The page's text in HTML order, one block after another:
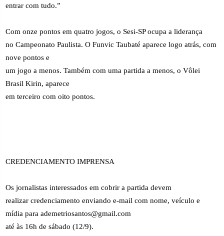
entrar com tudo.”
Com onze pontos em quatro jogos, o Sesi-SP ocupa a liderança
no Campeonato Paulista. O Funvic Taubaté aparece logo atrás, com
nove pontos e
um jogo a menos. Também com uma partida a menos, o Vôlei
Brasil Kirin, aparece
em terceiro com oito pontos.
CREDENCIAMENTO IMPRENSA
Os jornalistas interessados em cobrir a partida devem
realizar credenciamento enviando e-mail com nome, veículo e
mídia para ademetriosantos@gmail.com
até às 16h de sábado (12/9).